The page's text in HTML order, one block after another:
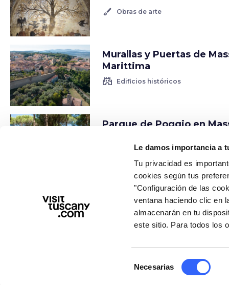
Le damos importancia a
Tu privacidad es
cookies según tus
"Configuración de las
ventana haciendo clic en
almacenarán en tu
este sitio. Para todos los
Necesarias
brush Obras de arte
Murallas y Puertas de
Marittima
castle Edificios históricos
Parque de Poggio en
Elementos de la naturaleza
Acuario Mondo Marino y
Explora
Acuarios y zoológicos